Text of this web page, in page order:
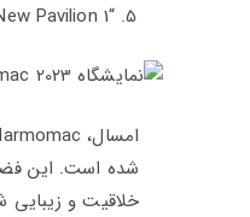
“A Matter of Stone”: The New Pavilion 1
شده است. این
خلاقیت و زیبایی